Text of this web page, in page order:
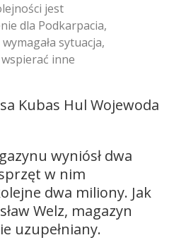
jest
dla Podkarpacia,
sytuacja,
inne
Kubas Hul Wojewoda
wyniósł dwa
w nim
dwa miliony. Jak
Welz, magazyn
uzupełniany.